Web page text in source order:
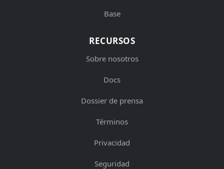
Base
RECURSOS
Sobre nosotros
Docs
Dossier de prensa
Términos
Privacidad
Seguridad